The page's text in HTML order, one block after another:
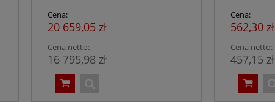
Cena:
20 659,05 zł
Cena netto:
16 795,98 zł
Cena:
562,30 zł
Cena netto:
457,15 zł